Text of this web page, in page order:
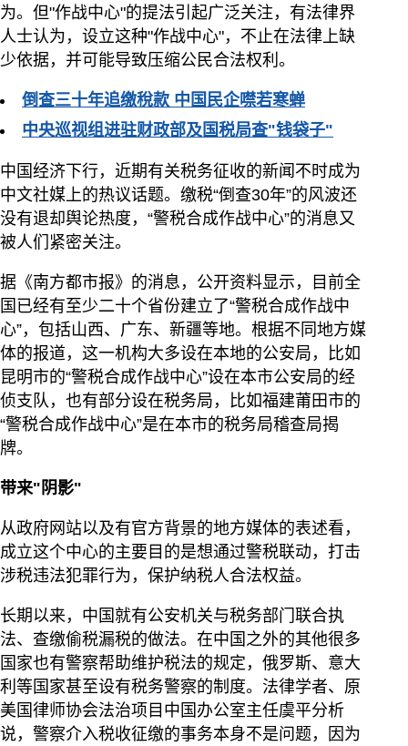
为。但"作战中心"的提法引起广泛关注，有法律界
人士认为，设立这种"作战中心"，不止在法律上缺
少依据，并可能导致压缩公民合法权利。
倒查三十年追缴稅款 中国民企噤若寒蝉
中央巡视组进驻财政部及国税局查"钱袋子"
中国经济下行，近期有关税务征收的新闻不时成为
中文社媒上的热议话题。缴税“倒查30年”的风波还
没有退却舆论热度，“警税合成作战中心”的消息又
被人们紧密关注。
据《南方都市报》的消息，公开资料显示，目前全
国已经有至少二十个省份建立了“警税合成作战中
心”，包括山西、广东、新疆等地。根据不同地方媒
体的报道，这一机构大多设在本地的公安局，比如
昆明市的“警税合成作战中心”设在本市公安局的经
侦支队，也有部分设在税务局，比如福建莆田市的
“警税合成作战中心”是在本市的税务局稽查局揭
牌。
带来"阴影"
从政府网站以及有官方背景的地方媒体的表述看，
成立这个中心的主要目的是想通过警税联动，打击
涉税违法犯罪行为，保护纳税人合法权益。
长期以来，中国就有公安机关与税务部门联合执
法、查缴偷税漏税的做法。在中国之外的其他很多
国家也有警察帮助维护税法的规定，俄罗斯、意大
利等国家甚至设有税务警察的制度。法律学者、原
美国律师协会法治项目中国办公室主任虞平分析
说，警察介入税收征缴的事务本身不是问题，因为